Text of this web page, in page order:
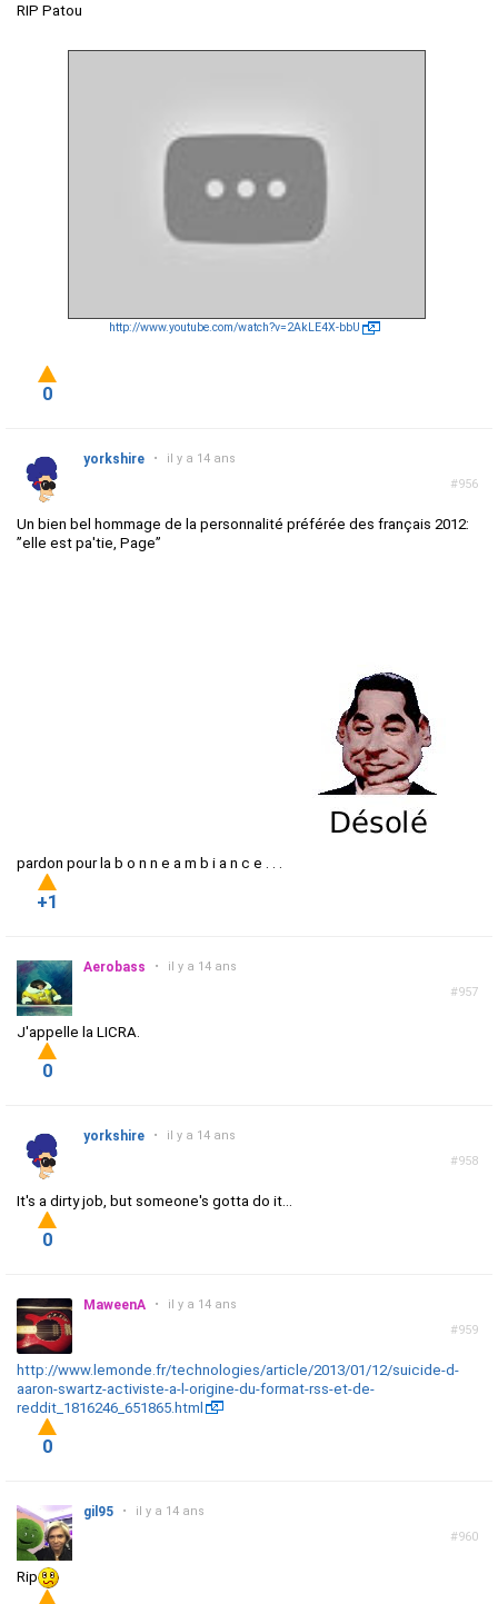
RIP Patou
http://www.youtube.com/watch?v=2AkLE4X-bbU
0
#956
yorkshire • il y a 14 ans
Un bien bel hommage de la personnalité préférée des français 2012:
”elle est pa'tie, Page”
pardon pour la b o n n e a m b i a n c e . . .
+1
#957
Aerobass • il y a 14 ans
J'appelle la LICRA.
0
#958
yorkshire • il y a 14 ans
It's a dirty job, but someone's gotta do it...
0
#959
MaweenA • il y a 14 ans
http://www.lemonde.fr/technologies/article/2013/01/12/suicide-d-
aaron-swartz-activiste-a-l-origine-du-format-rss-et-de-
reddit_1816246_651865.html
0
#960
gil95 • il y a 14 ans
Rip